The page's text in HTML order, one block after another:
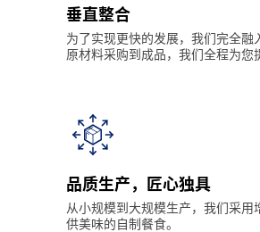
垂直整合
为了实现更快的发展，我们完全融
原材料采购到成品，我们全程为您
品质生产，匠心独具
从小规模到大规模生产，我们采用
供美味的自制餐食。